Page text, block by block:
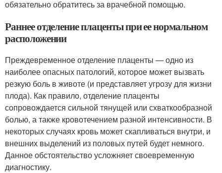
обязательно обратитесь за врачебной помощью.
Раннее отделение плаценты при ее нормальном
расположении
Преждевременное отделение плаценты — одно из
наиболее опасных патологий, которое может вызвать
резкую боль в животе (и представляет угрозу для жизни
плода). Как правило, отделение плаценты
сопровождается сильной тянущей или схваткообразной
болью, а также кровотечением разной интенсивности. В
некоторых случаях кровь может скапливаться внутри, и
внешних выделений из половых путей будет немного.
Данное обстоятельство усложняет своевременную
диагностику.